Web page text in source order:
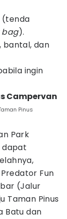
(tenda
bag).
bantal, dan
ingin
Campervan
Pinus
Park
dapat
Fun
(Jalur
Taman Pinus
Batu dan